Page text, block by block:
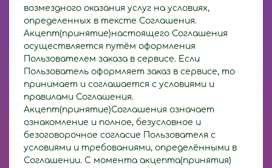
возмездного оказания услуг на условиях,
определенных в тексте Соглашения.
Акцепт(принятие)настоящего Соглашения
осуществляется путём оформления
Пользователем заказа в сервисе. Если
Пользователь оформляет заказ в сервисе, то
принимает и соглашается с условиями и
правилами Соглашения.
Акцепт(принятие)Соглашения означает
ознакомление и полное, безусловное и
безоговорочное согласие Пользователя с
условиями и требованиями, определёнными в
Соглашении. С момента акцепта(принятия)